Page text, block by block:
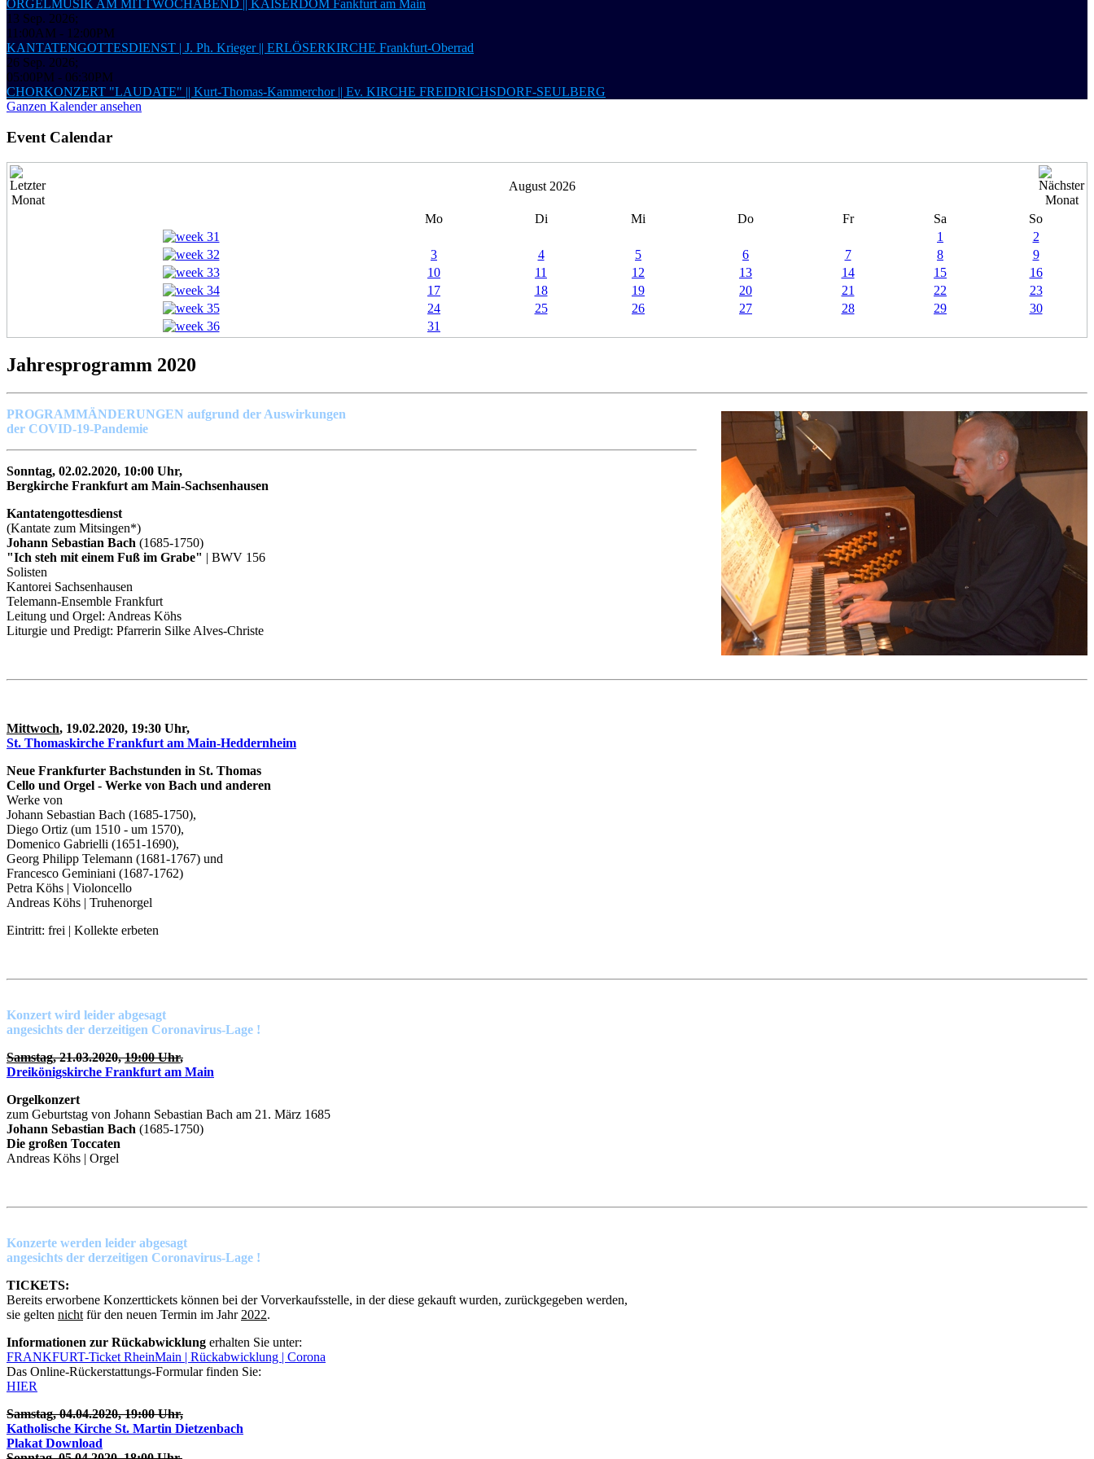
ORGELMUSIK AM MITTWOCHABEND || KAISERDOM Fankfurt am Main
13 Sep. 2026;
11:00AM - 12:00PM
KANTATENGOTTESDIENST | J. Ph. Krieger || ERLÖSERKIRCHE Frankfurt-Oberrad
26 Sep. 2026;
05:00PM - 06:30PM
CHORKONZERT "LAUDATE" || Kurt-Thomas-Kammerchor || Ev. KIRCHE FREIDRICHSDORF-SEULBERG
Ganzen Kalender ansehen
Event Calendar
August 2026
Mo Di Mi Do Fr Sa
So
1
2
3
4 5 6 7 8
9
10
11 12 13 14 15
16
17
18 19 20 21 22
23
24
25 26 27 28 29
30
31
Jahresprogramm 2020
PROGRAMMÄNDERUNGEN aufgrund der Auswirkungen
der COVID-19-Pandemie
Sonntag, 02.02.2020, 10:00 Uhr,
Bergkirche Frankfurt am Main-Sachsenhausen
Kantatengottesdienst
(Kantate zum Mitsingen*)
Johann Sebastian Bach (1685-1750)
"Ich steh mit einem Fuß im Grabe" | BWV 156
Solisten
Kantorei Sachsenhausen
Telemann-Ensemble Frankfurt
Leitung und Orgel: Andreas Köhs
Liturgie und Predigt: Pfarrerin Silke Alves-Christe
Mittwoch, 19.02.2020, 19:30 Uhr,
St. Thomaskirche Frankfurt am Main-Heddernheim
Neue Frankfurter Bachstunden in St. Thomas
Cello und Orgel - Werke von Bach und anderen
Werke von
Johann Sebastian Bach (1685-1750),
Diego Ortiz (um 1510 - um 1570),
Domenico Gabrielli (1651-1690),
Georg Philipp Telemann (1681-1767) und
Francesco Geminiani (1687-1762)
Petra Köhs | Violoncello
Andreas Köhs | Truhenorgel
Eintritt: frei | Kollekte erbeten
Konzert wird leider abgesagt
angesichts der derzeitigen Coronavirus-Lage !
Samstag, 21.03.2020,19:00 Uhr,
Dreikönigskirche Frankfurt am Main
Orgelkonzert
zum Geburtstag von Johann Sebastian Bach am 21. März 1685
Johann Sebastian Bach (1685-1750)
Die großen Toccaten
Andreas Köhs | Orgel
Konzerte werden leider abgesagt
angesichts der derzeitigen Coronavirus-Lage !
TICKETS:
Bereits erworbene Konzerttickets können bei der Vorverkaufsstelle, in der diese gekauft wurden, zurückgegeben werden,
sie gelten nicht für den neuen Termin im Jahr 2022.
Informationen zur Rückabwicklung erhalten Sie unter:
FRANKFURT-Ticket RheinMain | Rückabwicklung | Corona
Das Online-Rückerstattungs-Formular finden Sie:
HIER
Samstag, 04.04.2020, 19:00 Uhr,
Katholische Kirche St. Martin Dietzenbach
Plakat Download